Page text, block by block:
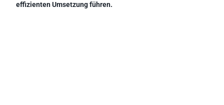
effizienten Umsetzung führen.